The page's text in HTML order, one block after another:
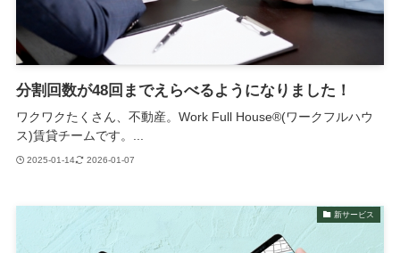
分割回数が48回までえらべるようになりました！
ワクワクたくさん、不動産。Work Full House®︎(ワークフルハウ
ス)賃貸チームです。...
2025-01-14 2026-01-07
新サービス